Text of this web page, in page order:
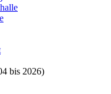
bis 2026)